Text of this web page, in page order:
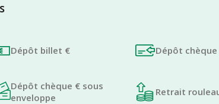
Dépôt billet € Dépôt chèque
Dépôt chèque € sous
enveloppe
Retrait